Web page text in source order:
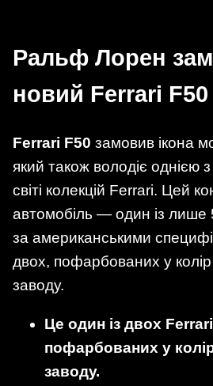
Ральф Лорен
новий Ferrari F50
Ferrari F50 замовив ікона
який також володіє однією
світі колекцій Ferrari. Цей
автомобіль — один із лише
за американськими
двох, пофарбованих у
заводу.
Це один із двох
пофарбованих у
заводу.